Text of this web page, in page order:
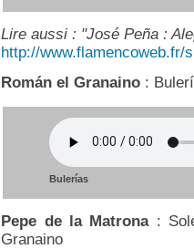
Lire aussi : "José Peña :
http://www.flamencoweb.fr/
Román el Granaino :
Bulerías
Pepe de la Matrona:
Granaino